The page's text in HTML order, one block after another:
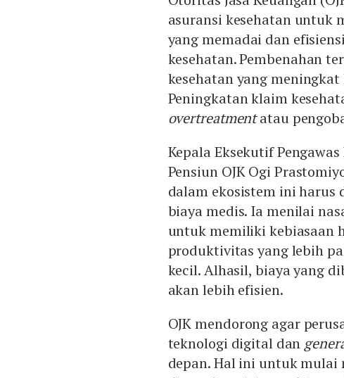
asuransi kesehatan untuk
yang memadai dan
kesehatan. Pembenahan
kesehatan yang
Peningkatan klaim
overtreatmentatau
Kepala Eksekutif
Pensiun OJK Ogi
dalam ekosistem ini
biaya medis. Ia menilai
untuk memiliki kebiasaan
produktivitas yang lebih
kecil. Alhasil, biaya yang
akan lebih efisien.
OJK mendorong agar
teknologi digital dan
depan. Hal ini untuk mulai